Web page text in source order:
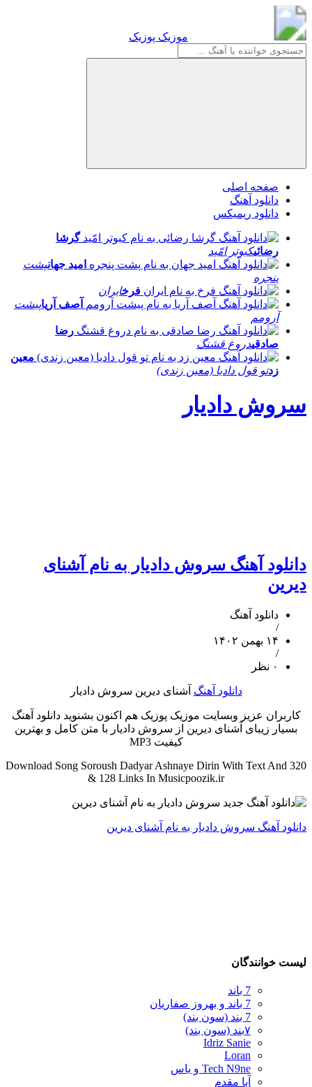
موزیک پوزیک
صفحه اصلی
دانلود آهنگ
دانلود ریمیکس
گرشا
رضائیکبوتر امّید
امید جهانپشت
پنجره
فرخایران
آصف آریاپیشت
آرومم
رضا
صادقیدروغ قشنگ
معین
زدتو قول دادیا (معین زندی)
سروش دادیار
دانلود آهنگ سروش دادیار به نام آشنای
دیرین
دانلود آهنگ
/
۱۴ بهمن ۱۴۰۲
/
۰ نظر
دانلود آهنگ آشنای دیرین سروش دادیار
کاربران عزیز وبسایت موزیک پوزیک هم اکنون بشنوید دانلود آهنگ
بسیار زیبای آشنای دیرین از سروش دادیار با متن کامل و بهترین
کیفیت MP3
Download Song Soroush Dadyar Ashnaye Dirin With Text And 320
& 128 Links In Musicpoozik.ir
دانلود آهنگ سروش دادیار به نام آشنای دیرین
لیست خوانندگان
7 باند
7 باند و بهروز صفاریان
7 بند (سون بند)
۷بند (سون بند)
Idriz Sanie
Loran
Tech N9ne و یاس
آبا مقدم